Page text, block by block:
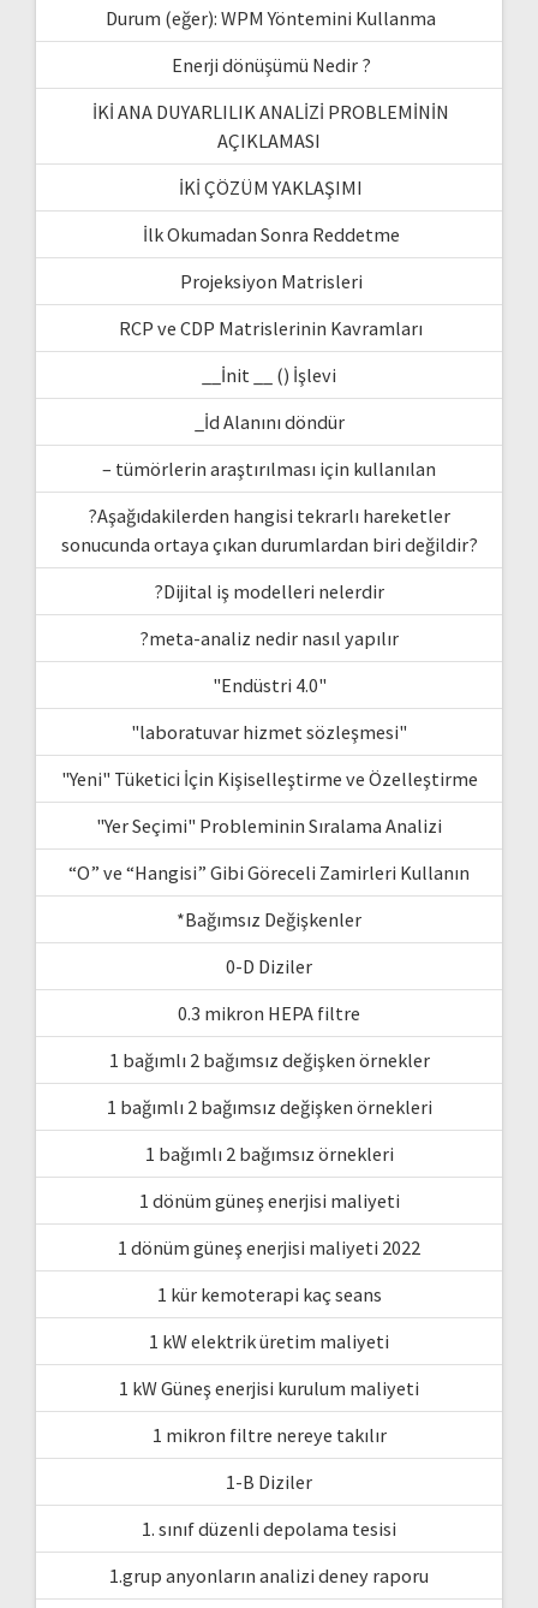
Durum (eğer): WPM Yöntemini Kullanma
Enerji dönüşümü Nedir ?
İKİ ANA DUYARLILIK ANALİZİ PROBLEMİNİN
AÇIKLAMASI
İKİ ÇÖZÜM YAKLAŞIMI
İlk Okumadan Sonra Reddetme
Projeksiyon Matrisleri
RCP ve CDP Matrislerinin Kavramları
__İnit __ () İşlevi
_İd Alanını döndür
– tümörlerin araştırılması için kullanılan
?Aşağıdakilerden hangisi tekrarlı hareketler
sonucunda ortaya çıkan durumlardan biri değildir?
?Dijital iş modelleri nelerdir
?meta-analiz nedir nasıl yapılır
"Endüstri 4.0"
"laboratuvar hizmet sözleşmesi"
"Yeni" Tüketici İçin Kişiselleştirme ve Özelleştirme
"Yer Seçimi" Probleminin Sıralama Analizi
“O” ve “Hangisi” Gibi Göreceli Zamirleri Kullanın
*Bağımsız Değişkenler
0-D Diziler
0.3 mikron HEPA filtre
1 bağımlı 2 bağımsız değişken örnekler
1 bağımlı 2 bağımsız değişken örnekleri
1 bağımlı 2 bağımsız örnekleri
1 dönüm güneş enerjisi maliyeti
1 dönüm güneş enerjisi maliyeti 2022
1 kür kemoterapi kaç seans
1 kW elektrik üretim maliyeti
1 kW Güneş enerjisi kurulum maliyeti
1 mikron filtre nereye takılır
1-B Diziler
1. sınıf düzenli depolama tesisi
1.grup anyonların analizi deney raporu